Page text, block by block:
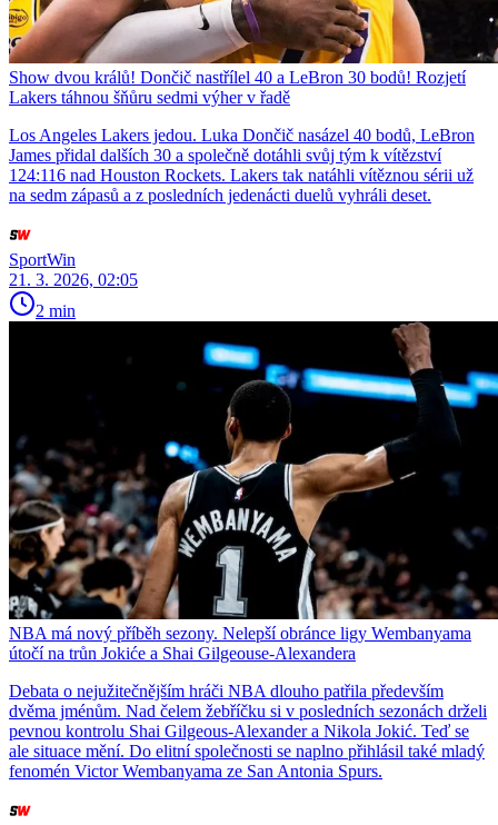
Show dvou králů! Dončič nastřílel 40 a LeBron 30 bodů! Rozjetí
Lakers táhnou šňůru sedmi výher v řadě
Los Angeles Lakers jedou. Luka Dončič nasázel 40 bodů, LeBron
James přidal dalších 30 a společně dotáhli svůj tým k vítězství
124:116 nad Houston Rockets. Lakers tak natáhli vítěznou sérii už
na sedm zápasů a z posledních jedenácti duelů vyhráli deset.
SportWin
21. 3. 2026, 02:05
2 min
NBA má nový příběh sezony. Nelepší obránce ligy Wembanyama
útočí na trůn Jokiće a Shai Gilgeouse-Alexandera
Debata o nejužitečnějším hráči NBA dlouho patřila především
dvěma jménům. Nad čelem žebříčku si v posledních sezonách drželi
pevnou kontrolu Shai Gilgeous-Alexander a Nikola Jokić. Teď se
ale situace mění. Do elitní společnosti se naplno přihlásil také mladý
fenomén Victor Wembanyama ze San Antonia Spurs.